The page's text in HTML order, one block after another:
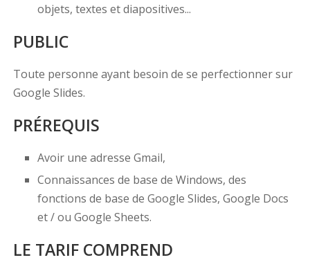
objets, textes et diapositives...
PUBLIC
Toute personne ayant besoin de se perfectionner sur
Google Slides.
PRÉREQUIS
Avoir une adresse Gmail,
Connaissances de base de Windows, des
fonctions de base de Google Slides, Google Docs
et / ou Google Sheets.
LE TARIF COMPREND